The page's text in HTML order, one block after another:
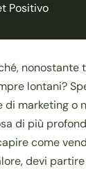
Positivo
nonostante
lontani?
di marketing o
di più
come
devi